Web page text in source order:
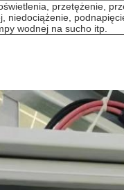
przetężenie,
niedociążenie,
wodnej na sucho itp.